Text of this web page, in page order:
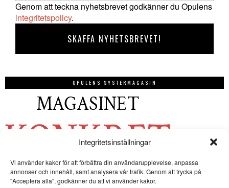
Integritetsinställningar
Vi använder kakor för att förbättra din användarupplevelse, anpassa
annonser och innehåll, samt analysera vår trafik. Genom att trycka på
"Acceptera alla", godkänner du att vi använder kakor.
Genom att teckna nyhetsbrevet godkänner du Opulens
integritetspolicy.
OPULENS SYSTERMAGASIN